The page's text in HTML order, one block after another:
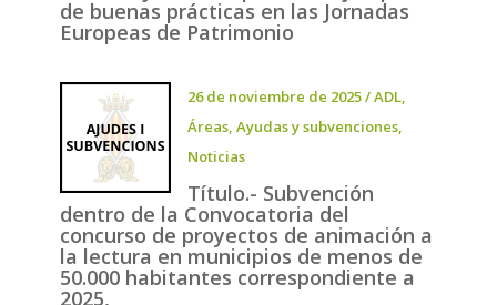
de buenas prácticas en las Jornadas
Europeas de Patrimonio
26 de noviembre de 2025/ADL,
Áreas, Ayudas y subvenciones,
Noticias
Título.- Subvención
dentro de la Convocatoria del
concurso de proyectos de animación a
la lectura en municipios de menos de
50.000 habitantes correspondiente a
2025,